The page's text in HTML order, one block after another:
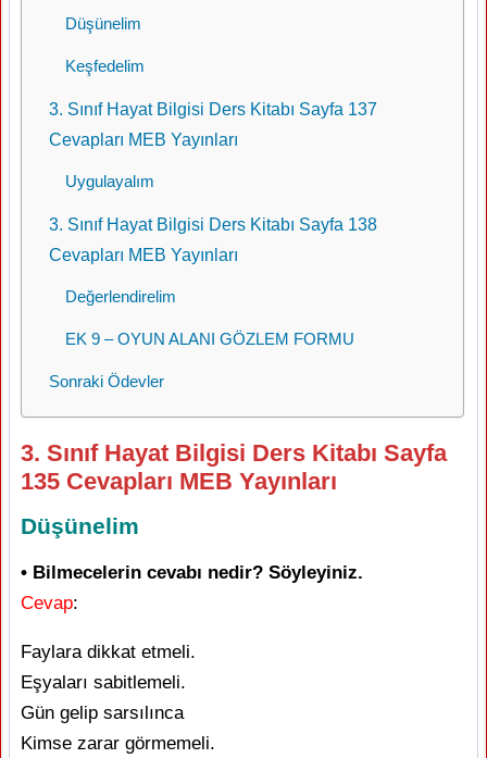
Düşünelim
Keşfedelim
3. Sınıf Hayat Bilgisi Ders Kitabı Sayfa 137
Cevapları MEB Yayınları
Uygulayalım
3. Sınıf Hayat Bilgisi Ders Kitabı Sayfa 138
Cevapları MEB Yayınları
Değerlendirelim
EK 9 – OYUN ALANI GÖZLEM FORMU
Sonraki Ödevler
3. Sınıf Hayat Bilgisi Ders Kitabı Sayfa
135 Cevapları MEB Yayınları
Düşünelim
• Bilmecelerin cevabı nedir? Söyleyiniz.
Cevap:
Faylara dikkat etmeli.
Eşyaları sabitlemeli.
Gün gelip sarsılınca
Kimse zarar görmemeli.